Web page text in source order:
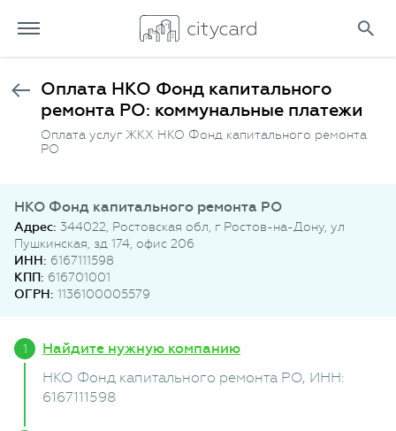
Оплата НКО Фонд капитального
ремонта РО: коммунальные платежи
Оплата услуг ЖКХ НКО Фонд капитального ремонта
РО
НКО Фонд капитального ремонта РО
Адрес: 344022, Ростовская обл, г Ростов-на-Дону, ул
Пушкинская, зд 174, офис 206
ИНН: 6167111598
КПП: 616701001
ОГРН: 1136100005579
Найдите нужную компанию
НКО Фонд капитального ремонта РО, ИНН:
6167111598